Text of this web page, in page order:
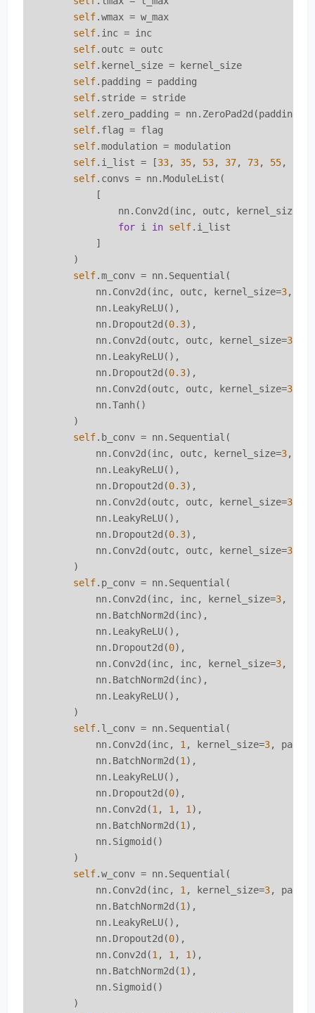
self.wmax = w_max
self.inc = inc
self.outc = outc
self.kernel_size = kernel_size
self.padding = padding
self.stride = stride
self.zero_padding = nn.ZeroPad2d(padding)
self.flag = flag
self.modulation = modulation
self.i_list = [33, 35, 53, 37, 73, 55,
self.convs = nn.ModuleList(
            [
nn.Conv2d(inc, outc,
for i in self.i_list
            ]
        )
self.m_conv = nn.Sequential(
            nn.Conv2d(inc, outc, kernel_size=
3,
            nn.LeakyReLU(),
            nn.Dropout2d(
0.3),
            nn.Conv2d(outc, outc, kernel_size=
3
            nn.LeakyReLU(),
            nn.Dropout2d(
0.3),
            nn.Conv2d(outc, outc, kernel_size=
3
            nn.Tanh()
        )
self.b_conv = nn.Sequential(
            nn.Conv2d(inc, outc, kernel_size=
3,
            nn.LeakyReLU(),
            nn.Dropout2d(
0.3),
            nn.Conv2d(outc, outc, kernel_size=
3
            nn.LeakyReLU(),
            nn.Dropout2d(
0.3),
            nn.Conv2d(outc, outc, kernel_size=
3
        )
self.p_conv = nn.Sequential(
            nn.Conv2d(inc, inc, kernel_size=
3,
            nn.BatchNorm2d(inc),
            nn.LeakyReLU(),
            nn.Dropout2d(
0),
            nn.Conv2d(inc, inc, kernel_size=
3,
            nn.BatchNorm2d(inc),
            nn.LeakyReLU(),
        )
self.l_conv = nn.Sequential(
            nn.Conv2d(inc,
1 , kernel_size=3,
            nn.BatchNorm2d(
1 ),
            nn.LeakyReLU(),
            nn.Dropout2d(
0),
            nn.Conv2d(
1 , 1 , 1 ),
            nn.BatchNorm2d(
1 ),
            nn.Sigmoid()
        )
self.w_conv = nn.Sequential(
            nn.Conv2d(inc,
1 , kernel_size=3,
            nn.BatchNorm2d(
1 ),
            nn.LeakyReLU(),
            nn.Dropout2d(
0),
            nn.Conv2d(
1 , 1 , 1 ),
            nn.BatchNorm2d(
1 ),
            nn.Sigmoid()
        )